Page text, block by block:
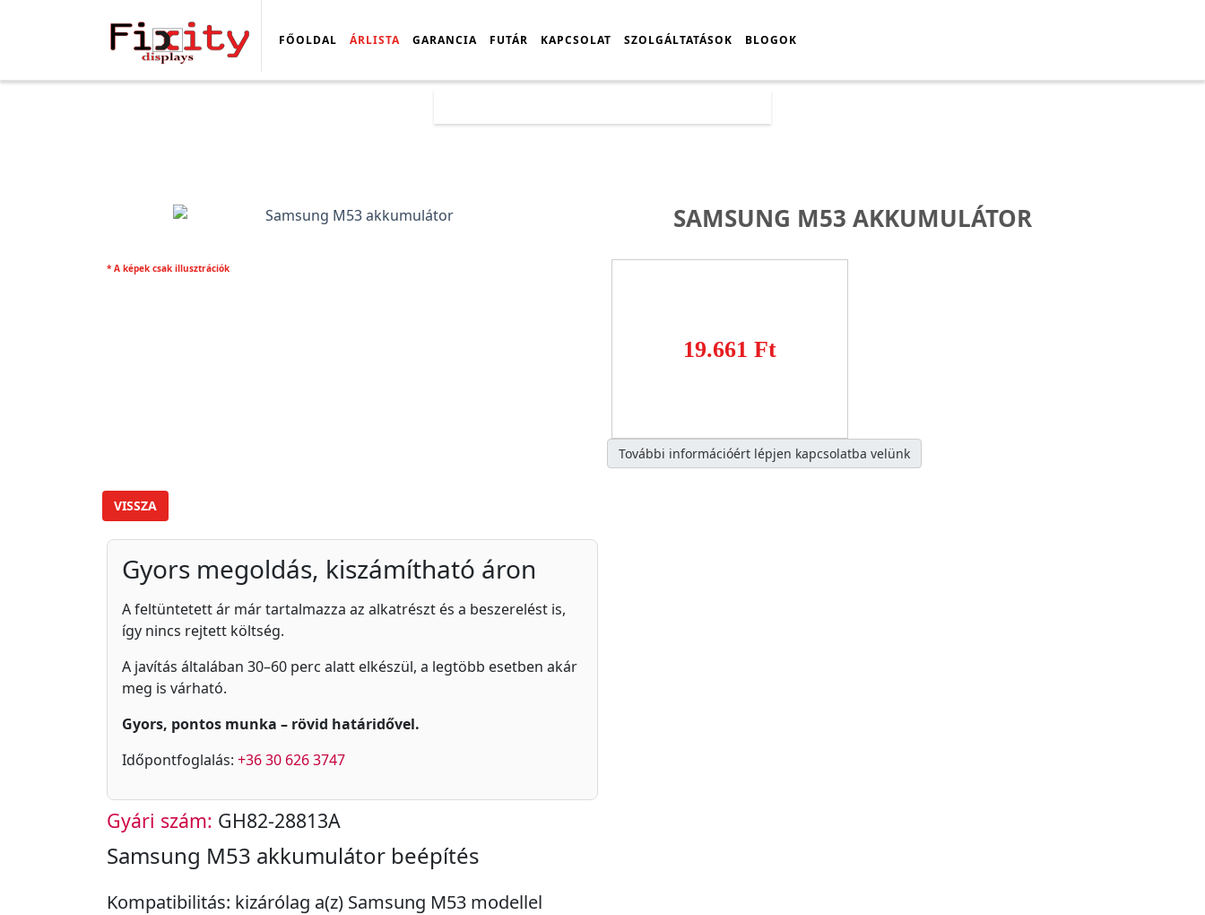
FŐOLDAL ÁRLISTA GARANCIA FUTÁR KAPCSOLAT SZOLGÁLTATÁSOK BLOGOK
* A képek csak illusztrációk
SAMSUNG M53 AKKUMULÁTOR
19.661 Ft
További információért lépjen kapcsolatba velünk
VISSZA
Gyors megoldás, kiszámítható áron
A feltüntetett ár már tartalmazza az alkatrészt és a beszerelést is,
így nincs rejtett költség.
A javítás általában 30–60 perc alatt elkészül, a legtöbb esetben akár
meg is várható.
Gyors, pontos munka – rövid határidővel.
Időpontfoglalás: +36 30 626 3747
Gyári szám: GH82-28813A
Samsung M53 akkumulátor beépítés
Kompatibilitás: kizárólag a(z) Samsung M53 modellel